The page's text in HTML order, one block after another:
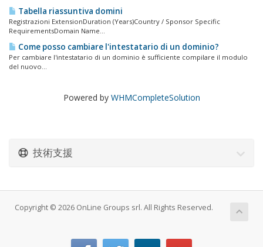
Tabella riassuntiva domini
Registrazioni ExtensionDuration (Years)Country / Sponsor Specific
RequirementsDomain Name...
Come posso cambiare l'intestatario di un dominio?
Per cambiare l'intestatario di un dominio è sufficiente compilare il modulo
del nuovo...
Powered by WHMCompleteSolution
技術支援
Copyright © 2026 OnLine Groups srl. All Rights Reserved.